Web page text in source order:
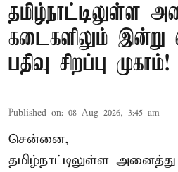
தமிழ்நாட்டிலுள்ள
கடைகளிலும் இன்று
பதிவு சிறப்பு முகாம்!
Published on: 08 Aug 2026, 3:45 am
சென்னை,
தமிழ்நாட்டிலுள்ள